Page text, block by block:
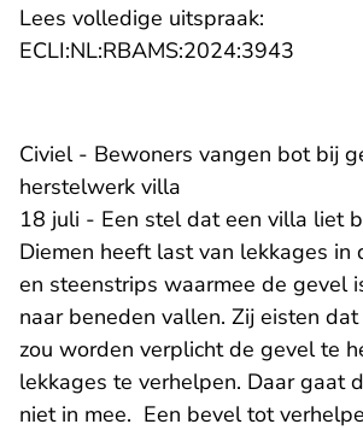
Lees volledige uitspraak:
ECLI:NL:RBAMS:2024:3943
Civiel - Bewoners vangen bot bij
herstelwerk villa
18 juli - Een stel dat een villa liet
Diemen heeft last van lekkages in
en steenstrips waarmee de gevel
naar beneden vallen. Zij eisten
zou worden verplicht de gevel te
lekkages te verhelpen. Daar gaat
niet in mee. Een bevel tot